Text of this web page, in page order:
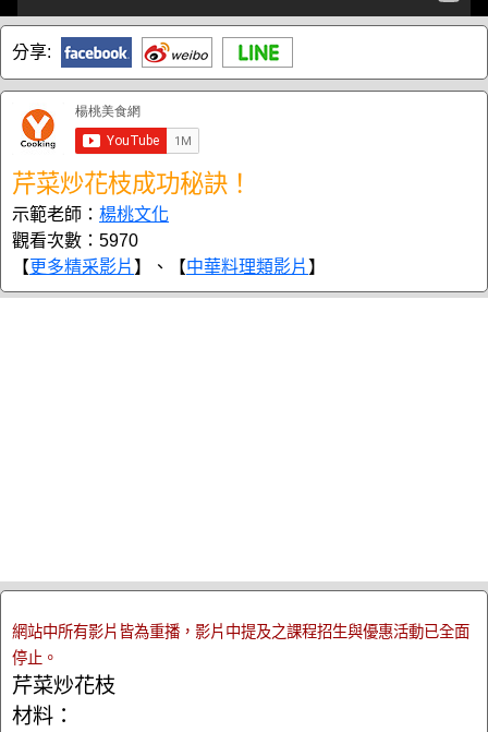
分享:
芹菜炒花枝成功秘訣！
示範老師： 楊桃文化
觀看次數：5970
【更多精采影片 】、【中華料理類影片 】
網站中所有影片皆為重播，影片中提及之課程招生與優惠活動已全面
停止。
芹菜炒花枝
材料：